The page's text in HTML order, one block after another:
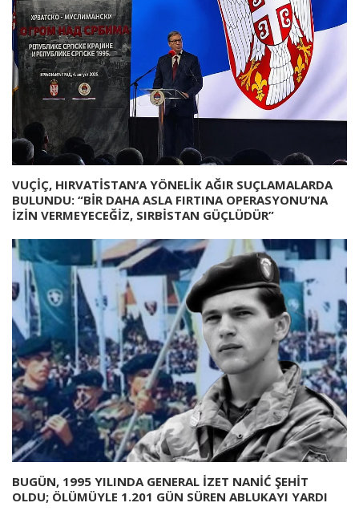
VUÇİÇ, HIRVATİSTAN’A YÖNELİK AĞIR SUÇLAMALARDA
BULUNDU: “BİR DAHA ASLA FIRTINA OPERASYONU’NA
İZİN VERMEYECEĞİZ, SIRBİSTAN GÜÇLÜDÜR”
BUGÜN, 1995 YILINDA GENERAL İZET NANİĆ ŞEHİT
OLDU; ÖLÜMÜYLE 1.201 GÜN SÜREN ABLUKAYI YARDI